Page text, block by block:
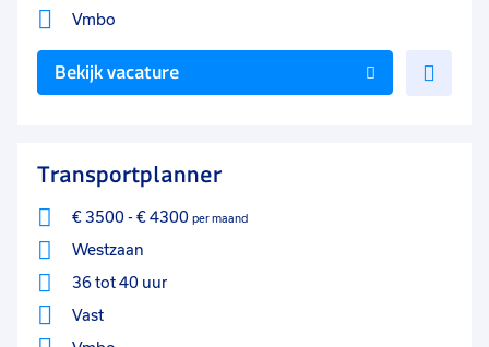
Vmbo
Bekijk vacature
Transportplanner
€ 3500- € 4300 per maand
Westzaan
36 tot 40 uur
Vast